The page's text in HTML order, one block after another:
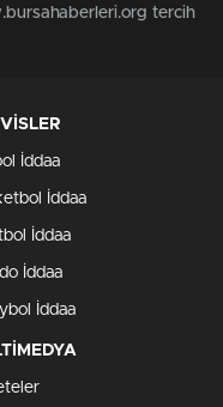
tercih
İddaa
İddaa
İddaa
İddaa
İddaa